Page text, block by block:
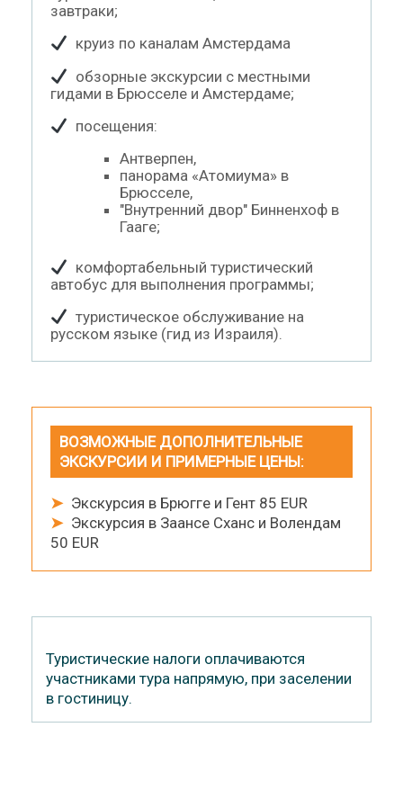
завтраки;
круиз по каналам Амстердама
обзорные экскурсии с местными
гидами в Брюсселе и Амстердаме;
посещения:
Антверпен,
панорама «Атомиума» в
Брюсселе,
"Внутренний двор" Бинненхоф в
Гааге;
комфортабельный туристический
автобус для выполнения программы;
туристическое обслуживание на
русском языке (гид из Израиля).
ВОЗМОЖНЫЕ ДОПОЛНИТЕЛЬНЫЕ
ЭКСКУРСИИ И ПРИМЕРНЫЕ ЦЕНЫ:
➤Экскурсия в Брюгге и Гент 85 EUR
➤Экскурсия в Заансе Сханс и Волендам
50 EUR
Туристические налоги оплачиваются
участниками тура напрямую, при заселении
в гостиницу.